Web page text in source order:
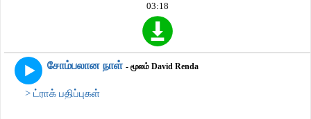
03:18
சோம்பலான நாள் - மூலம் David Renda
> ட்ராக் பதிப்புகள்